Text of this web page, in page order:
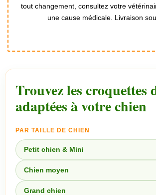
tout changement, consultez votre
une cause médicale. Livraison
Trouvez les croquettes
adaptées à votre chien
PAR TAILLE DE CHIEN
Petit chien & Mini
Chien moyen
Grand chien